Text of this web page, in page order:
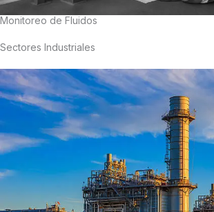
Monitoreo de Fluidos
Sectores Industriales